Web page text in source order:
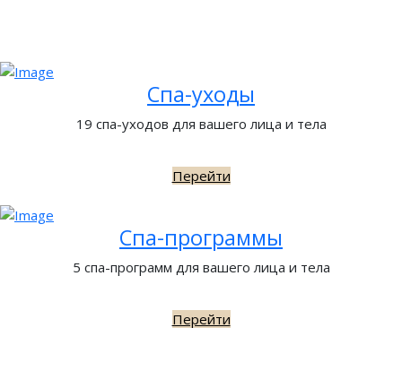
Спа-уходы
19 спа-уходов для вашего лица и тела
Перейти
Спа-программы
5 спа-программ для вашего лица и тела
Перейти